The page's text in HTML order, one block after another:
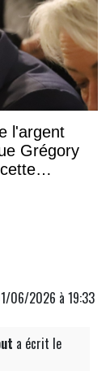
l'argent
Grégory
06/2026 à 19:33
a écrit le